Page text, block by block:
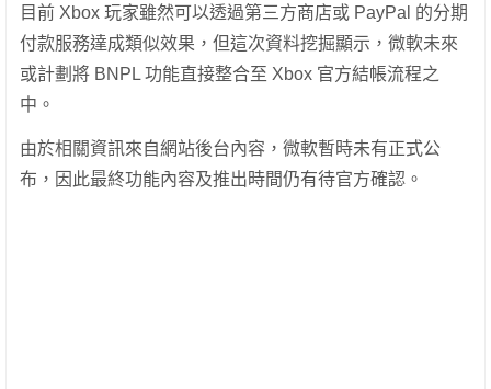
目前 Xbox 玩家雖然可以透過第三方商店或 PayPal 的分期
付款服務達成類似效果，但這次資料挖掘顯示，微軟未來
或計劃將 BNPL 功能直接整合至 Xbox 官方結帳流程之
中。
由於相關資訊來自網站後台內容，微軟暫時未有正式公
布，因此最終功能內容及推出時間仍有待官方確認。